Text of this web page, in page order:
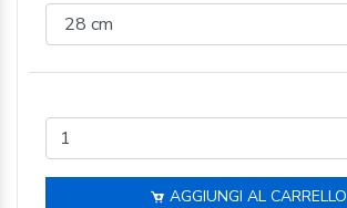
AGGIUNGI AL CARRELLO